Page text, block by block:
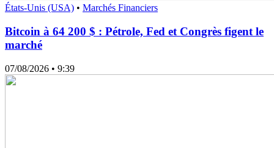
États-Unis (USA) • Marchés Financiers
Bitcoin à 64 200 $ : Pétrole, Fed et Congrès figent le
marché
07/08/2026 • 9:39